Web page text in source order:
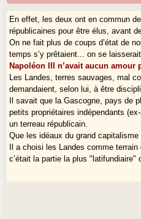
En effet, les deux ont en commun
républicaines pour être élus, avant
On ne fait plus de coups d’état de
temps s’y prêtaient... on se
Napoléon III n’avait aucun
Les Landes, terres sauvages, mal
demandaient, selon lui, à être
Il savait que la Gascogne, pays de
petits propriétaires indépendants
un terreau républicain.
Que les idéaux du grand capitalisme
Il a choisi les Landes comme
c’était la partie la plus "latifundiaire"